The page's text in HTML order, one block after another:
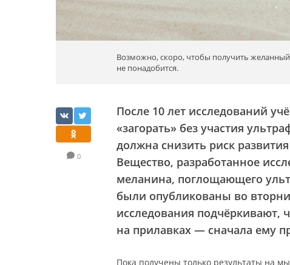
Возможно, скоро, чтобы получить
не понадобится.
0
После 10 лет исследований
«загорать» без участия
должна снизить риск
Вещество, разработанное
меланина, поглощающего
были опубликованы во
исследования подчёркивают,
на прилавках — сначала ему
Пока получены только результаты на